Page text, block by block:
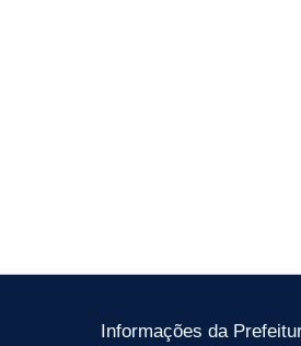
Informações da